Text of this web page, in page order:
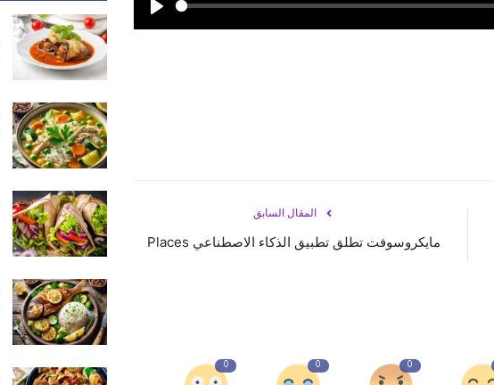
المقال السابق
مايكروسوفت تطلق تطبيق الذكاء الاصطناعي Places
0
0
0